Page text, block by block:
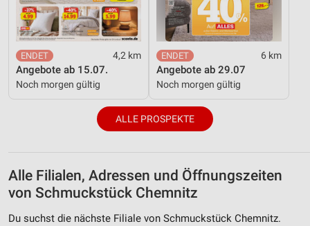
4,2 km
Angebote ab 15.07.
Noch morgen gültig
6 km
Angebote ab 29.07
Noch morgen gültig
ALLE PROSPEKTE
Alle Filialen, Adressen und Öffnungszeiten
von Schmuckstück Chemnitz
Du suchst die nächste Filiale von Schmuckstück Chemnitz.